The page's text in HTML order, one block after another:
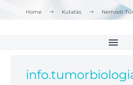
Home Kutatás Nemzeti